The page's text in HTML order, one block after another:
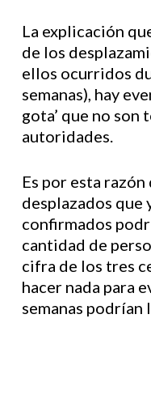
La explicación
de los
ellos ocurridos
semanas), hay
gota’ que no son
autoridades.
Es por esta
desplazados que
confirmados
cantidad de
cifra de los tres
hacer nada para
semanas podrían